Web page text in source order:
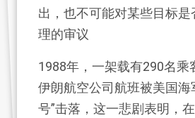
出，也不可能对某些目标是
理的审议
1988年，一架载有290名乘
伊朗航空公司航班被美国海
号”击落，这一悲剧表明，